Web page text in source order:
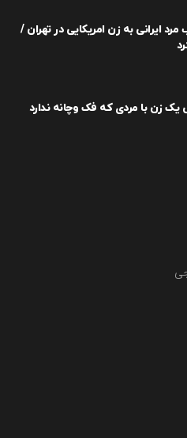
مرد ایرانی به زن امریکایی در تهران /
یک زن با مردی که فک وچانه ندارد